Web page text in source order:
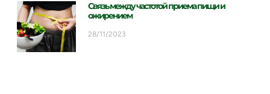
Связь между частотой приема пищи и
ожирением
28/11/2023